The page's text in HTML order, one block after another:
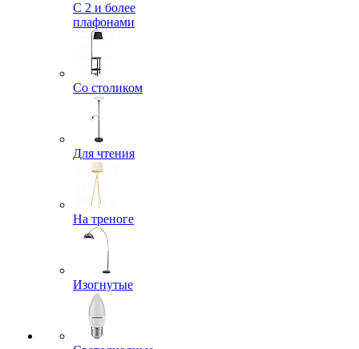
С 2 и более
плафонами
Со столиком
Для чтения
На треноге
Изогнутые